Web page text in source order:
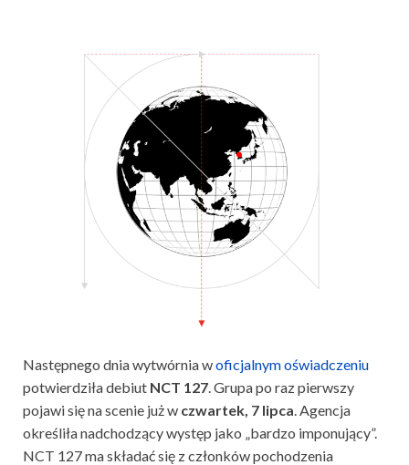
Następnego dnia wytwórnia woficjalnym oświadczeniu
potwierdziła debiut NCT 127 . Grupa po raz pierwszy
pojawi się na scenie już w czwartek, 7 lipca . Agencja
określiła nadchodzący występ jako „bardzo imponujący”.
NCT 127 ma składać się z członków pochodzenia